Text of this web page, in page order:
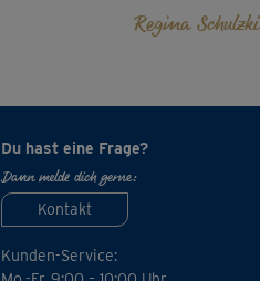
Regina Schulzki
Du hast eine Frage?
Dann melde dich gerne:
Kontakt
Kunden-Service: